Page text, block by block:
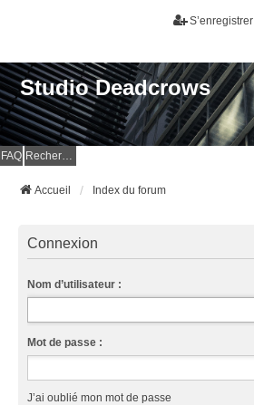
S’enregistrer
Studio Deadcrows
FAQ Rechercher
Accueil Index du forum
Connexion
Nom d’utilisateur :
Mot de passe :
J’ai oublié mon mot de passe